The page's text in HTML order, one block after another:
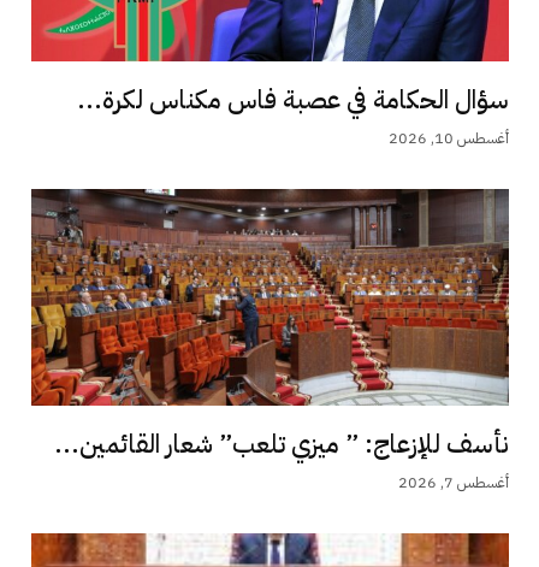
سؤال الحكامة في عصبة فاس مكناس لكرة...
أغسطس 10, 2026
نأسف للإزعاج: ” ميزي تلعب” شعار القائمين...
أغسطس 7, 2026